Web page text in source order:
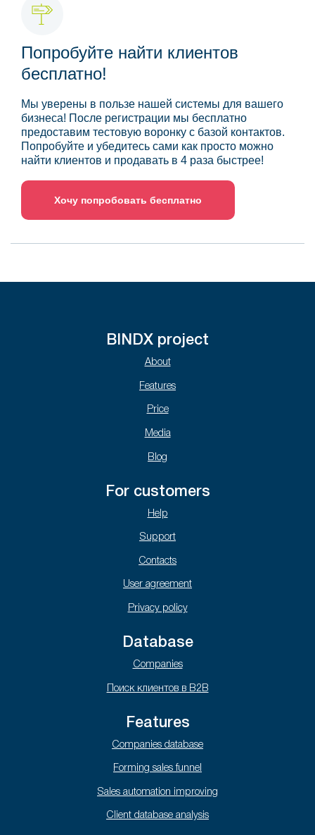
Попробуйте найти клиентов
бесплатно!
Мы уверены в пользе нашей системы для вашего
бизнеса! После регистрации мы бесплатно
предоставим тестовую воронку с базой контактов.
Попробуйте и убедитесь сами как просто можно
найти клиентов и продавать в 4 раза быстрее!
Хочу попробовать бесплатно
BINDX project
About
Features
Price
Media
Blog
For customers
Help
Support
Contacts
User agreement
Privacy policy
Database
Companies
Поиск клиентов в B2B
Features
Companies database
Forming sales funnel
Sales automation improving
Client database analysis